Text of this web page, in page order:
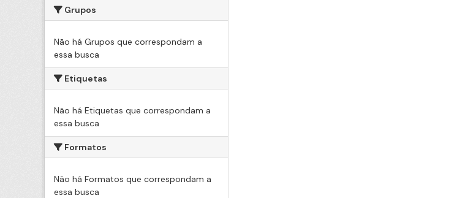
Grupos
Não há Grupos que correspondam a
essa busca
Etiquetas
Não há Etiquetas que correspondam a
essa busca
Formatos
Não há Formatos que correspondam a
essa busca